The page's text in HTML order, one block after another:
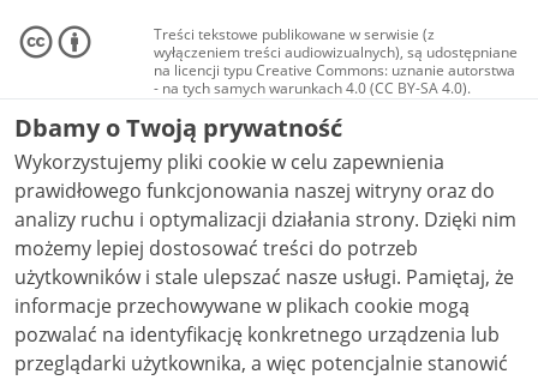
Treści tekstowe publikowane w serwisie (z
wyłączeniem treści audiowizualnych), są udostępniane
na licencji typu Creative Commons: uznanie autorstwa
- na tych samych warunkach 4.0 (CC BY-SA 4.0).
Materiały audiowizualne, w tym zdjęcia, materiały
audio i wideo, są udostępniane na licencji typu
Creative Commons: uznanie autorstwa użycie
niekomercyjne - bez utworów zależnych 4.0 (CC BY-
NC-ND 4.0), o ile nie jest to stwierdzone inaczej.
Dbamy o Twoją prywatność
Wykorzystujemy pliki cookie w celu zapewnienia
prawidłowego funkcjonowania naszej witryny oraz do
analizy ruchu i optymalizacji działania strony. Dzięki nim
możemy lepiej dostosować treści do potrzeb
użytkowników i stale ulepszać nasze usługi. Pamiętaj, że
informacje przechowywane w plikach cookie mogą
pozwalać na identyfikację konkretnego urządzenia lub
przeglądarki użytkownika, a więc potencjalnie stanowić